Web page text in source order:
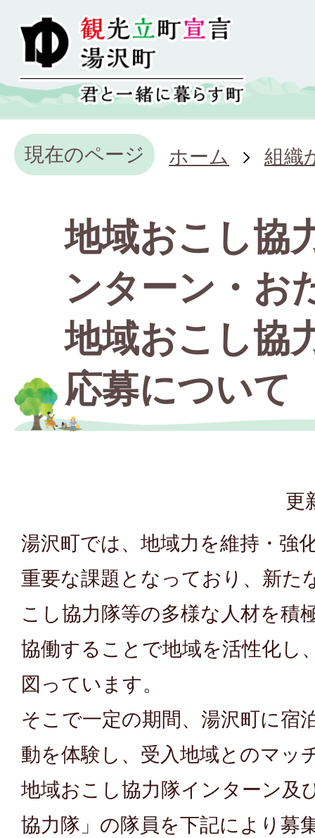
現在のページ ホーム 組織
地域おこし協
ンターン・お
地域おこし協
応募について
更
湯沢町では、地域力を維持・強
重要な課題となっており、新た
こし協力隊等の多様な人材を積
協働することで地域を活性化し
図っています。
そこで一定の期間、湯沢町に宿
動を体験し、受入地域とのマッ
地域おこし協力隊インターン及
協力隊」の隊員を下記により募